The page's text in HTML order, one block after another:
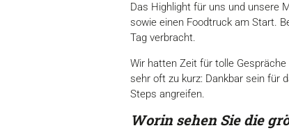
Das Highlight für uns und unsere
sowie einen Foodtruck am Start.
Tag verbracht.
Wir hatten Zeit für tolle
sehr oft zu kurz: Dankbar sein für
Steps angreifen.
Worin sehen Sie die